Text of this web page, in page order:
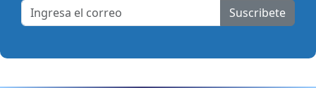
Suscribete